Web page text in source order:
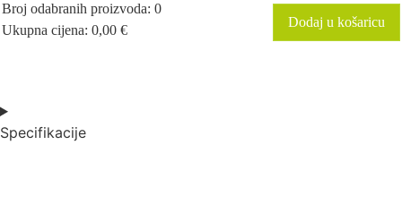
Broj odabranih proizvoda: 0
Ukupna cijena: 0,00 €
Dodaj u košaricu
Specifikacije